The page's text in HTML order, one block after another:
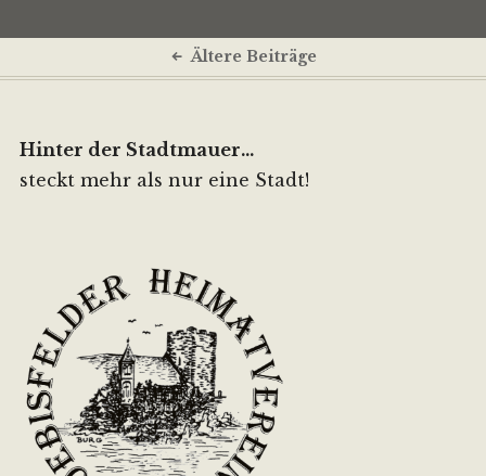
Beitragsnavigation
Ältere Beiträge
Hinter der Stadtmauer...
steckt mehr als nur eine Stadt!